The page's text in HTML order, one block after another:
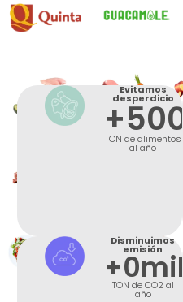
Evitamos
desperdicio
+500
TON de alimentos
al año
Disminuimos
emisión
+0mil
TON de CO2 al
año